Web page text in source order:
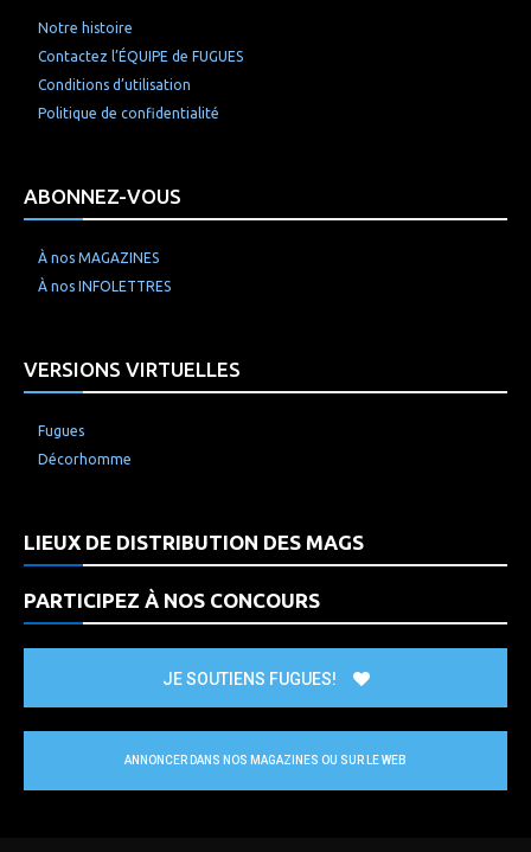
Notre histoire
Contactez l’ÉQUIPE de FUGUES
Conditions d’utilisation
Politique de confidentialité
ABONNEZ-VOUS
À nos MAGAZINES
À nos INFOLETTRES
VERSIONS VIRTUELLES
Fugues
Décorhomme
LIEUX DE DISTRIBUTION DES MAGS
PARTICIPEZ À NOS CONCOURS
JE SOUTIENS FUGUES!
ANNONCER DANS NOS MAGAZINES OU SUR LE WEB